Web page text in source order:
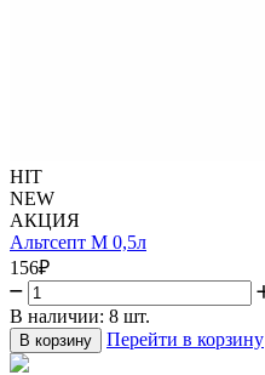
HIT
NEW
АКЦИЯ
Альтсепт М 0,5л
156₽
В наличии: 8 шт.
В корзину Перейти в корзину